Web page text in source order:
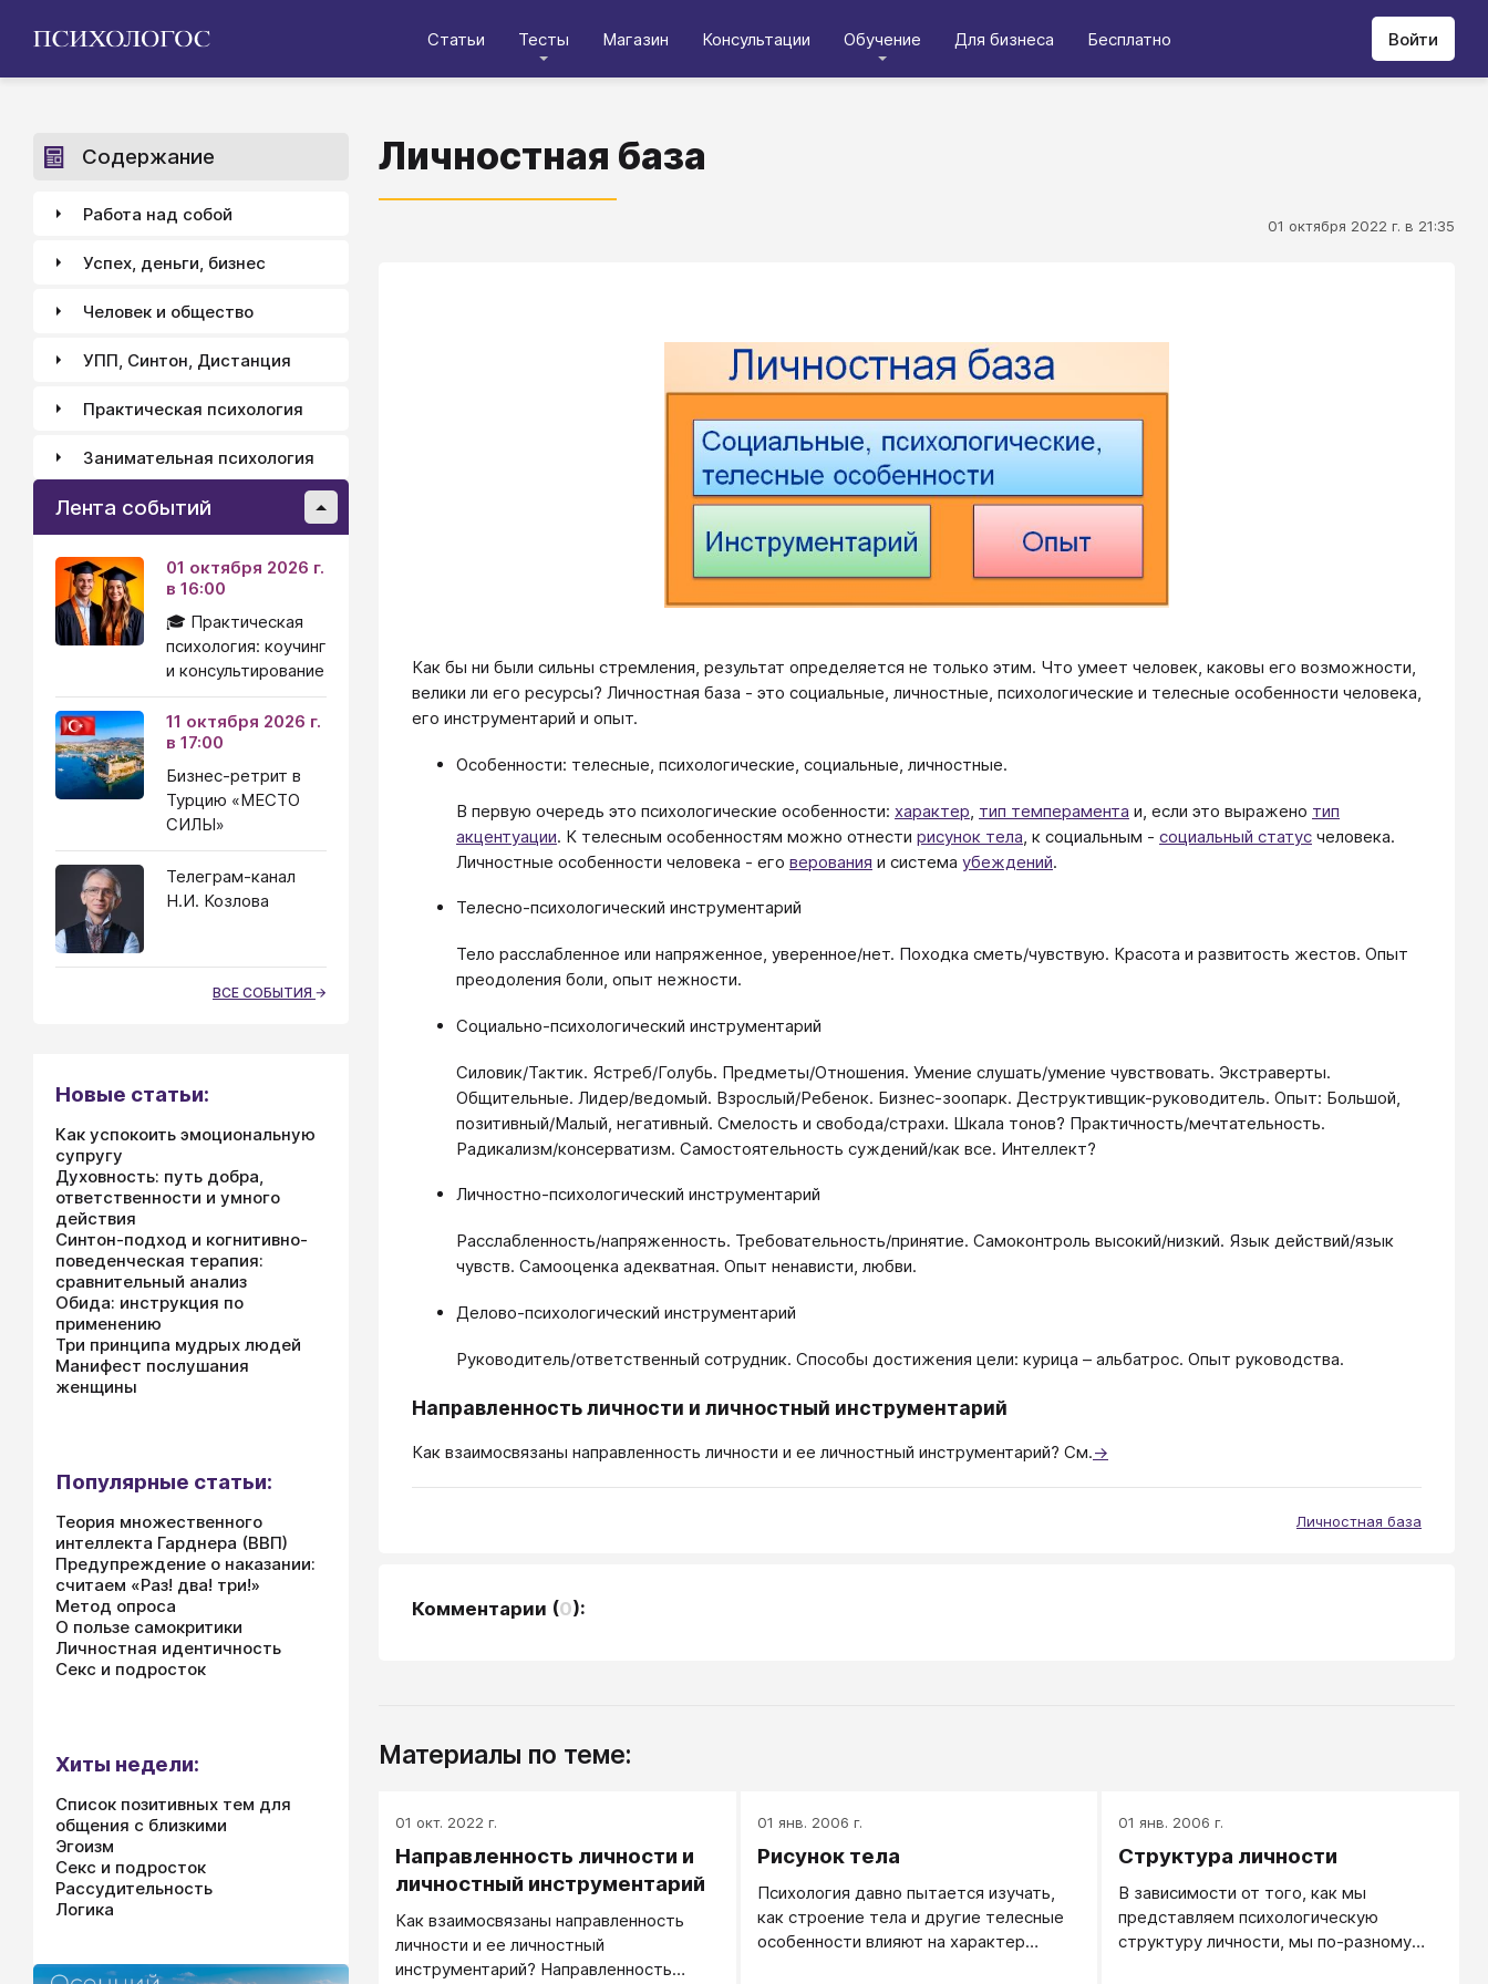
Статьи Тесты Магазин Консультации Обучение Для бизнеса Бесплатно Войти
Личностная база
01 октября 2022 г. в 21:35
Как бы ни были сильны стремления, результат определяется не только этим. Что умеет человек, каковы его возможности,
велики ли его ресурсы? Личностная база - это социальные, личностные, психологические и телесные особенности человека,
его инструментарий и опыт.
Особенности: телесные, психологические, социальные, личностные.
В первую очередь это психологические особенности: характер тип темперамента и, если это выражено тип
акцентуации. К телесным особенностям можно отнести рисунок тела , к социальным - социальный статус человека.
Личностные особенности человека - его верования и система убеждений.
Телесно-психологический инструментарий
Тело расслабленное или напряженное, уверенное/нет. Походка сметь/чувствую. Красота и развитость жестов. Опыт
преодоления боли, опыт нежности.
Социально-психологический инструментарий
Силовик/Тактик. Ястреб/Голубь. Предметы/Отношения. Умение слушать/умение чувствовать. Экстраверты.
Общительные. Лидер/ведомый. Взрослый/Ребенок. Бизнес-зоопарк. Деструктивщик-руководитель. Опыт: Большой,
позитивный/Малый, негативный. Смелость и свобода/страхи. Шкала тонов? Практичность/мечтательность.
Радикализм/консерватизм. Самостоятельность суждений/как все. Интеллект?
Личностно-психологический инструментарий
Расслабленность/напряженность. Требовательность/принятие. Самоконтроль высокий/низкий. Язык действий/язык
чувств. Самооценка адекватная. Опыт ненависти, любви.
Делово-психологический инструментарий
Руководитель/ответственный сотрудник. Способы достижения цели: курица – альбатрос. Опыт руководства.
Направленность личности и личностный инструментарий
Как взаимосвязаны направленность личности и ее личностный инструментарий? См.→
Личностная база
Комментарии (0):
Материалы по теме:
01 окт. 2022 г.
Направленность личности и
личностный инструментарий
Как взаимосвязаны направленность
личности и ее личностный
инструментарий? Направленность
01 янв. 2006 г.
Рисунок тела
Психология давно пытается изучать,
как строение тела и другие телесные
особенности влияют на характер
01 янв. 2006 г.
Структура личности
В зависимости от того, как мы
представляем психологическую
структуру личности, мы по-разному
Содержание
Работа над собой
Успех, деньги, бизнес
Человек и общество
УПП, Синтон, Дистанция
Практическая психология
Занимательная психология
Лента событий
01 октября 2026 г.
в 16:00
🎓 Практическая
психология: коучинг
и консультирование
11 октября 2026 г.
в 17:00
Бизнес-ретрит в
Турцию «МЕСТО
СИЛЫ»
Телеграм-канал
Н.И. Козлова
ВСЕ СОБЫТИЯ
Новые статьи:
Как успокоить эмоциональную
супругу
Духовность: путь добра,
ответственности и умного
действия
Синтон-подход и когнитивно-
поведенческая терапия:
сравнительный анализ
Обида: инструкция по
применению
Три принципа мудрых людей
Манифест послушания
женщины
Популярные статьи:
Теория множественного
интеллекта Гарднера (ВВП)
Предупреждение о наказании:
считаем «Раз! два! три!»
Метод опроса
О пользе самокритики
Личностная идентичность
Секс и подросток
Хиты недели:
Список позитивных тем для
общения с близкими
Эгоизм
Секс и подросток
Рассудительность
Логика